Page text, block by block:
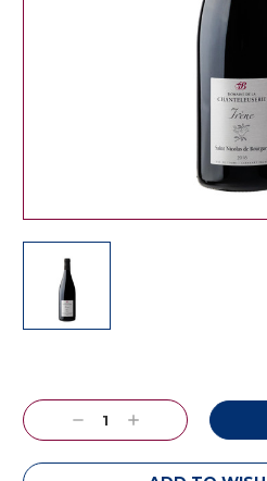
Stock:
Decrease
Quantity:
Increase
Quantity: